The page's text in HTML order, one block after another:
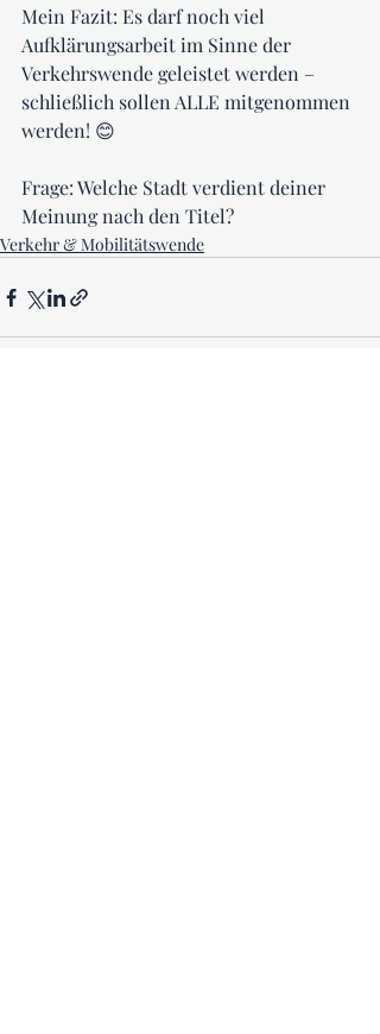
Mein Fazit: Es darf noch viel
Aufklärungsarbeit im Sinne der
Verkehrswende geleistet werden –
schließlich sollen ALLE mitgenommen
werden! 😊
Frage: Welche Stadt verdient deiner
Meinung nach den Titel?
Verkehr & Mobilitätswende